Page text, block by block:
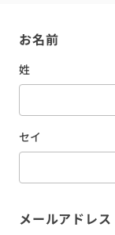
お名前
姓
セイ
メールアドレス